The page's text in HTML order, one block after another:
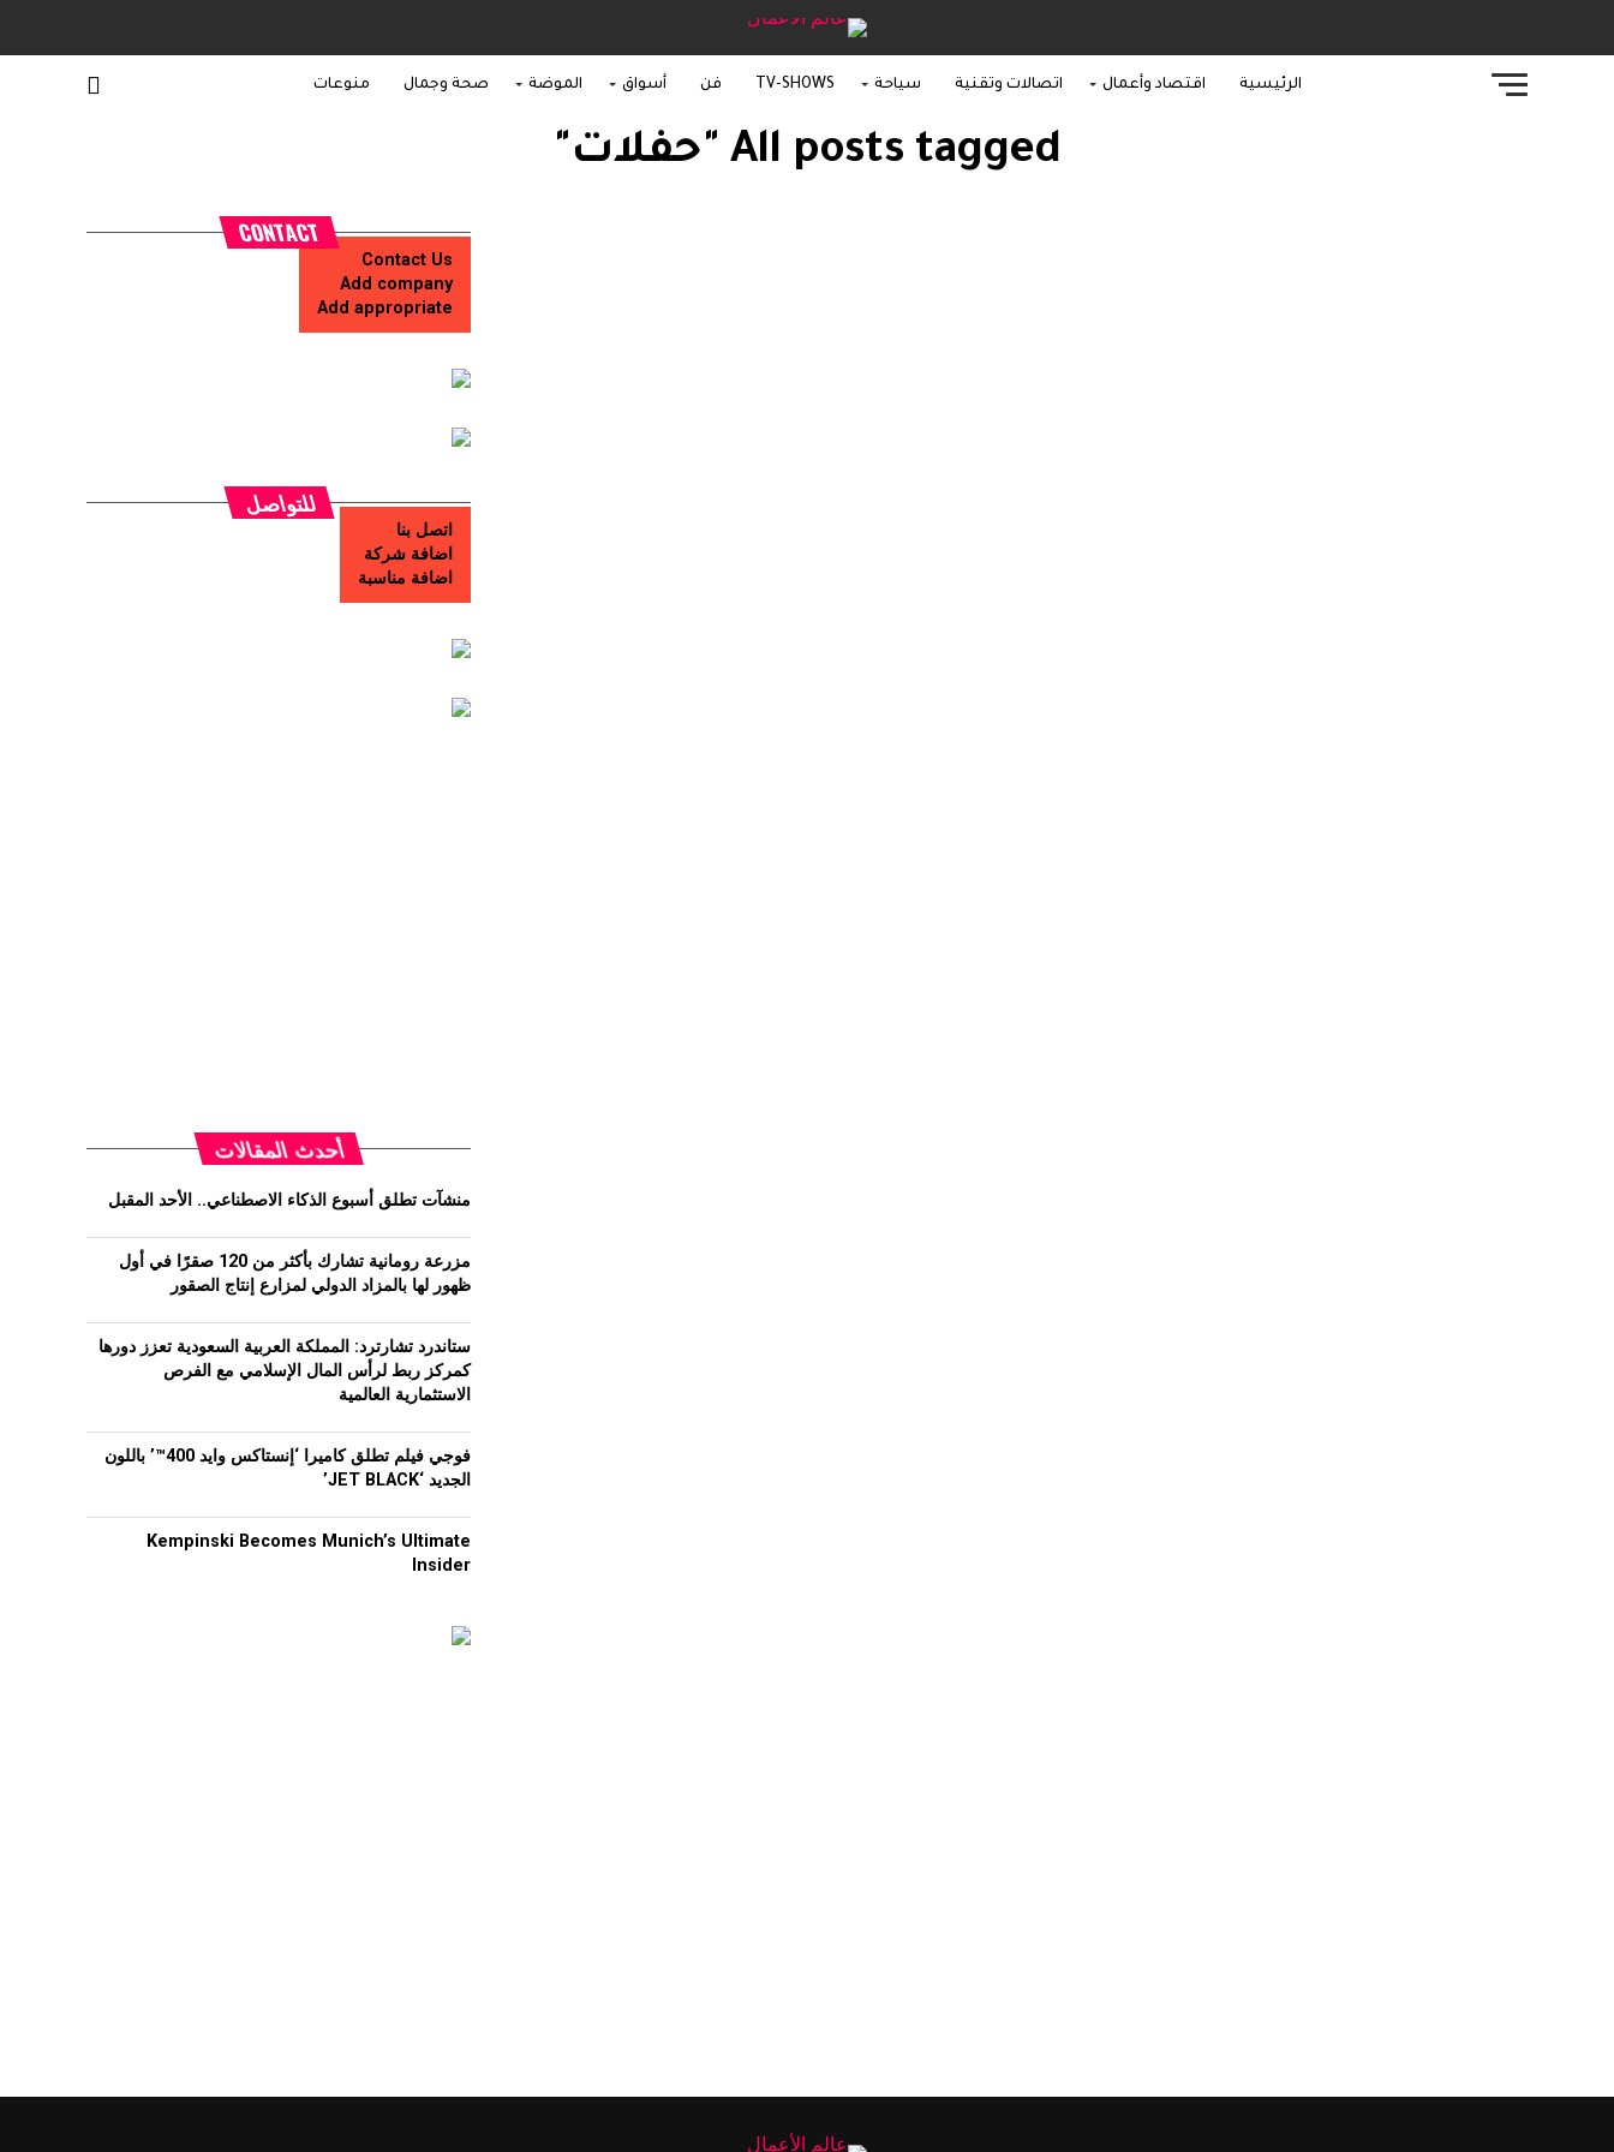
الرئيسية اقتصاد وأعمال اتصالات وتقنية سياحة TV-SHOWS فن أسواق الموضة صحة وجمال منوعات
All posts tagged "حفلات"
CONTACT
Contact Us
Add company
Add appropriate
للتواصل
اتصل بنا
اضافة شركة
اضافة مناسبة
أحدث المقالات
منشآت تطلق أسبوع الذكاء الاصطناعي.. الأحد المقبل
مزرعة رومانية تشارك بأكثر من 120 صقرًا في أول
ظهور لها بالمزاد الدولي لمزارع إنتاج الصقور
ستاندرد تشارترد: المملكة العربية السعودية تعزز دورها
كمركز ربط لرأس المال الإسلامي مع الفرص
الاستثمارية العالمية
فوجي فيلم تطلق كاميرا ‘إنستاكس وايد 400™’ باللون
الجديد ‘JET BLACK’
Kempinski Becomes Munich’s Ultimate
Insider